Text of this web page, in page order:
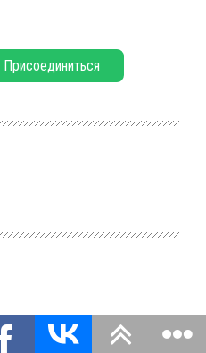
Присоединиться